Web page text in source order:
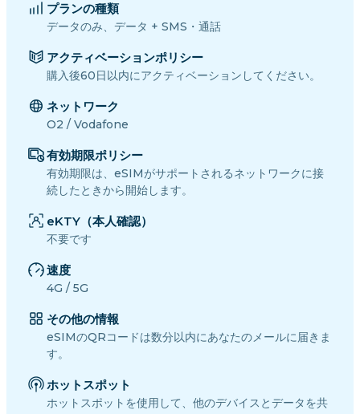
プランの種類
データのみ、データ + SMS・通話
アクティベーションポリシー
購入後60日以内にアクティベーションしてください。
ネットワーク
O2 / Vodafone
有効期限ポリシー
有効期限は、eSIMがサポートされるネットワークに接
続したときから開始します。
eKTY（本人確認）
不要です
速度
4G / 5G
その他の情報
eSIMのQRコードは数分以内にあなたのメールに届きま
す。
ホットスポット
ホットスポットを使用して、他のデバイスとデータを共